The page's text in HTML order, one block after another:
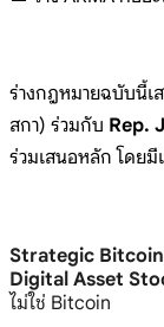
ร่างกฎหมายฉบับนี้เ
สกา) ร่วมกับ Rep.
ร่วมเสนอหลัก โดยมี
Strategic
Digital Asset
ไม่ใช่ Bitcoin